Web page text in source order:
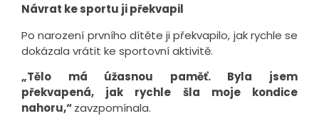
Návrat ke sportu ji překvapil
Po narození prvního dítěte ji překvapilo, jak rychle se
dokázala vrátit ke sportovní aktivitě.
„Tělo má úžasnou paměť. Byla jsem
překvapená, jak rychle šla moje kondice
nahoru,“zavzpomínala.